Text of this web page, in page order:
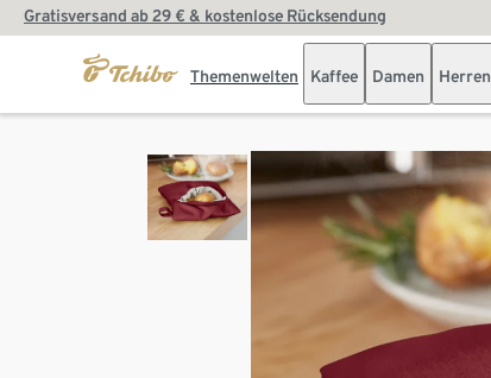
Gratisversand ab 29 € & kostenlose Rücksendung
Themenwelten Kaffee Damen Herren